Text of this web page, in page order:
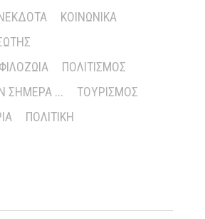
ΚΟΙΝΩΝΙΚΆ
ΠΟΛΙΤΙΣΜΌΣ
ΣΉΜΕΡΑ ...
ΤΟΥΡΙΣΜΌΣ
ΠΟΛΙΤΙΚΉ